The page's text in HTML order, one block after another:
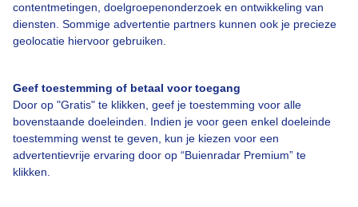
contentmetingen, doelgroepenonderzoek en ontwikkeling van
diensten. Sommige advertentie partners kunnen ook je precieze
geolocatie hiervoor gebruiken.
Geef toestemming of betaal voor toegang
Door op "Gratis" te klikken, geef je toestemming voor alle
bovenstaande doeleinden. Indien je voor geen enkel doeleinde
toestemming wenst te geven, kun je kiezen voor een
advertentievrije ervaring door op “Buienradar Premium” te
klikken.
Bedrijfsgegevens
Veelgestelde vragen
Toegankelijkheid
Gebruikersvoorwaarden
Adverteren